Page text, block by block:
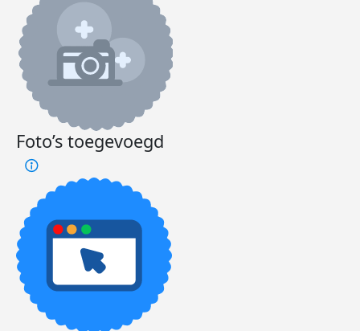
Foto’s toegevoegd